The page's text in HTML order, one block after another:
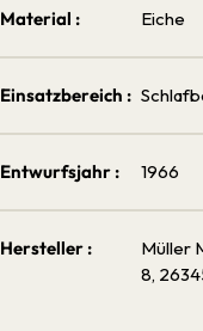
Material : Eiche
Einsatzbereich :
Entwurfsjahr : 1966
Hersteller :
Müller
8,